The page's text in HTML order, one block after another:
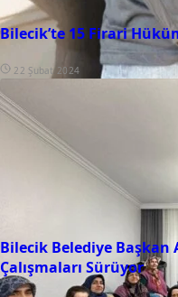
Bilecik’te 15 Firari
22 Şubat 2024
Bilecik Belediye Başkan
Çalışmaları Sürüyor